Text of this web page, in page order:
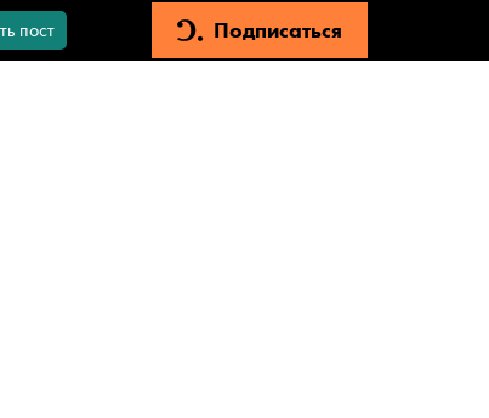
пост Подписаться